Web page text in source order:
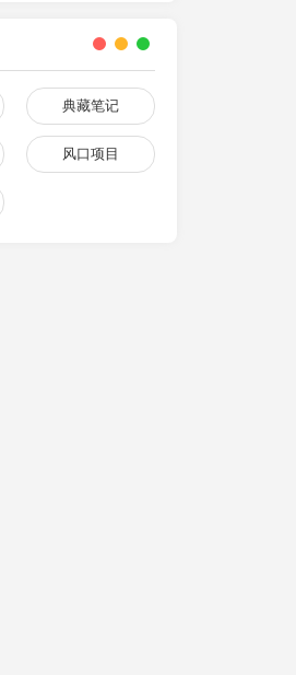
典藏笔记
风口项目